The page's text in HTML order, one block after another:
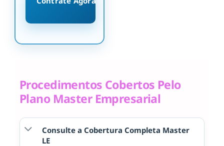
Procedimentos Cobertos Pelo
Plano Master Empresarial
Consulte a Cobertura Completa Master
LE